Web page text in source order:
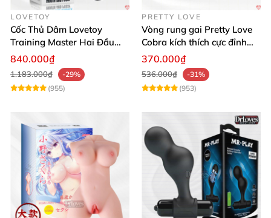
LOVETOY
Cốc Thủ Dâm Lovetoy
Training Master Hai Đầu
Siêu Thật, Tăng Khoái Cảm
840.000₫
1.183.000₫
-29%
(955)
PRETTY LOVE
Vòng rung gai Pretty Love
Cobra kích thích cực đỉnh
trải nghiệm
370.000₫
536.000₫
-31%
(953)